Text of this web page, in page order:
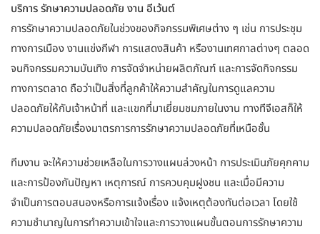
บริการ รักษาความปลอดภัย งาน อีเว้นต์
การรักษาความปลอดภัยในช่วงของกิจกรรมพิเศษต่าง ๆ เช่น การประชุม
ทางการเมือง งานแข่งกีฬา การแสดงสินค้า หรืองานเทศกาลต่างๆ ตลอด
จนกิจกรรมความบันเทิง การจัดจำหน่ายผลิตภัณฑ์ และการจัดกิจกรรม
ทางการตลาด ถือว่าเป็นสิ่งที่ลูกค้าให้ความสำคัญในการดูแลความ
ปลอดภัยให้กับเจ้าหน้าที่ และแขกที่มาเยี่ยมชมภายในงาน ทางทีจีเอสก็ให้
ความปลอดภัยเรื่องมาตรการการรักษาความปลอดภัยที่เหนือชั้น
ทีมงาน จะให้ความช่วยเหลือในการวางแผนล่วงหน้า การประเมินภัยคุกคาม
และการป้องกันปัญหา เหตุการณ์ การควบคุมฝูงชน และเมื่อมีความ
จำเป็นการตอบสนองหรือการแจ้งเรื่อง แจ้งเหตุต้องทันต่อเวลา โดยใช้
ความชำนาญในการทำความเข้าใจและการวางแผนขั้นตอนการรักษาความ